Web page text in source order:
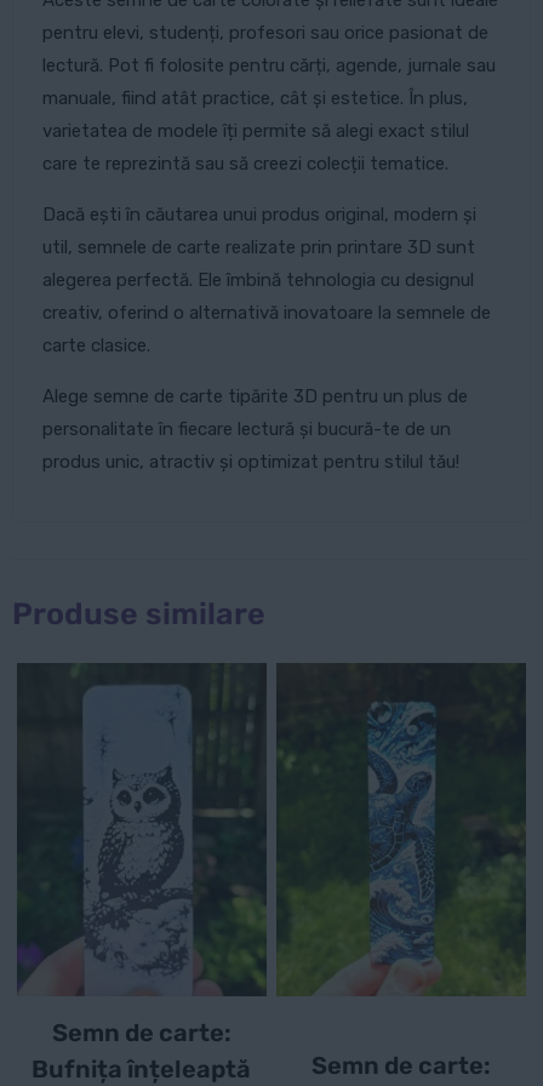
pentru elevi, studenți, profesori sau orice pasionat de
lectură. Pot fi folosite pentru cărți, agende, jurnale sau
manuale, fiind atât practice, cât și estetice. În plus,
varietatea de modele îți permite să alegi exact stilul
care te reprezintă sau să creezi colecții tematice.
Dacă ești în căutarea unui produs original, modern și
util, semnele de carte realizate prin printare 3D sunt
alegerea perfectă. Ele îmbină tehnologia cu designul
creativ, oferind o alternativă inovatoare la semnele de
carte clasice.
Alege semne de carte tipărite 3D pentru un plus de
personalitate în fiecare lectură și bucură-te de un
produs unic, atractiv și optimizat pentru stilul tău!
Produse similare
Semn de carte:
Bufnița înțeleaptă
Semn de carte: